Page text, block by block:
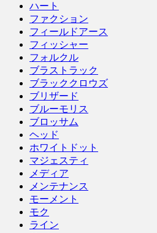
ハート
ファクション
フィールドアース
フィッシャー
フォルクル
ブラストラック
ブラッククロウズ
ブリザード
ブルーモリス
ブロッサム
ヘッド
ホワイトドット
マジェスティ
メディア
メンテナンス
モーメント
モク
ライン